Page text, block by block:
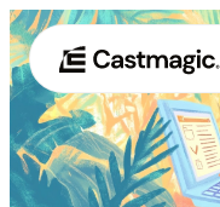
01 Producto